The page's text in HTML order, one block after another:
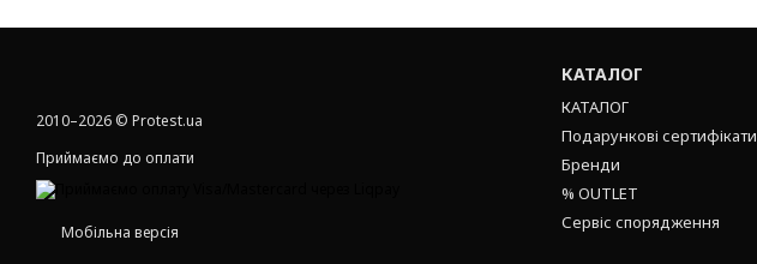
2010–2026 © Protest.ua
Приймаємо до оплати
Мобільна версія
КАТАЛОГ
КАТАЛОГ
Подарункові сертифікати
Бренди
% OUTLET
Сервіс спорядження